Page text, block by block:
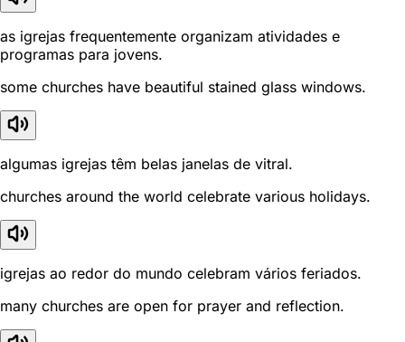
as igrejas frequentemente organizam atividades e
programas para jovens.
some churches have beautiful stained glass windows.
algumas igrejas têm belas janelas de vitral.
churches around the world celebrate various holidays.
igrejas ao redor do mundo celebram vários feriados.
many churches are open for prayer and reflection.